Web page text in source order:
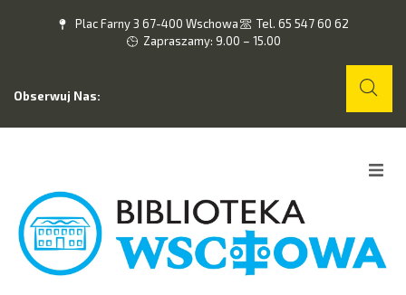
Plac Farny 3 67-400 Wschowa
Tel. 65 547 60 62
Zapraszamy: 9.00 – 15.00
Obserwuj Nas:
O nas